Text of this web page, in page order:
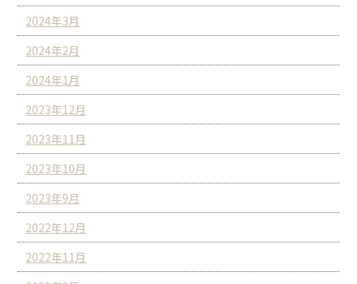
2024年3月
2024年2月
2024年1月
2023年12月
2023年11月
2023年10月
2023年9月
2022年12月
2022年11月